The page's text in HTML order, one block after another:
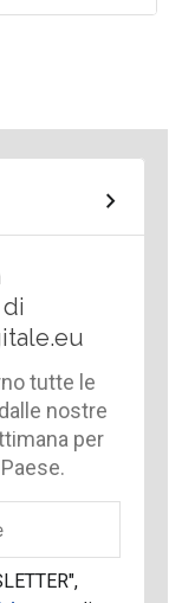
tutte le
nostre
per